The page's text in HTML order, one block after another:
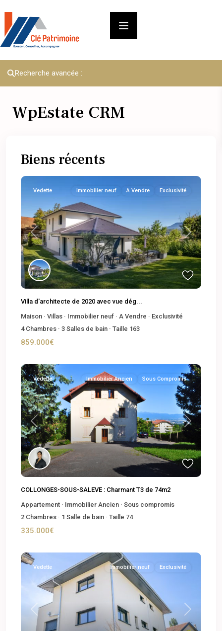
Recherche avancée :
WpEstate CRM
Biens récents
Previous Next
Vedette Immobilier neuf A Vendre Exclusivité
Villa d'architecte de 2020 avec vue dég...
Maison · Villas · Immobilier neuf · A Vendre · Exclusivité
4Chambres · 3 Salles de bain · Taille 163
859.000€
Previous Next
Vedette Immobilier Ancien Sous Compromis
COLLONGES-SOUS-SALEVE : Charmant T3 de 74m2
Appartement · Immobilier Ancien · Sous compromis
2 Chambres · 1 Salle de bain · Taille 74
335.000€
Previous Next
Vedette Immobilier neuf Exclusivité